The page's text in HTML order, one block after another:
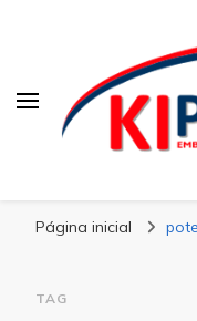
Página inicial
TAG